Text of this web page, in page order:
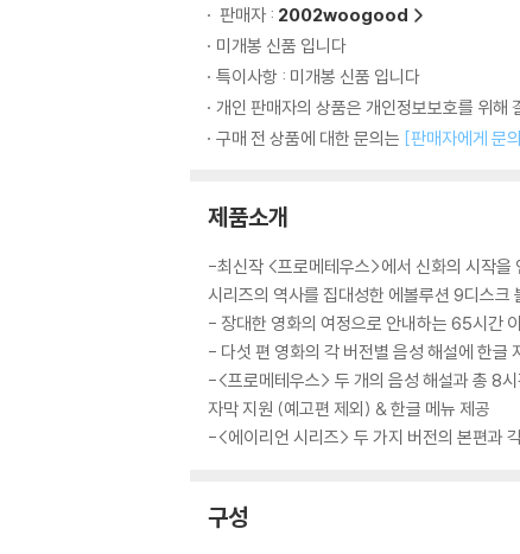
판매자 : 2002woogood
미개봉 신품 입니다
특이사항 : 미개봉 신품 입니다
개인 판매자의 상품은 개인정보보호를 위해
구매 전 상품에 대한 문의는 [판매자에게 문
제품소개
-최신작 <프로메테우스>에서 신화의 시작을
시리즈의 역사를 집대성한 에볼루션 9디스크
- 장대한 영화의 여정으로 안내하는 65시간
- 다섯 편 영화의 각 버전별 음성 해설에 한글
-<프로메테우스> 두 개의 음성 해설과 총 8
자막 지원 (예고편 제외) & 한글 메뉴 제공
-<에이리언 시리즈> 두 가지 버전의 본편과
구성